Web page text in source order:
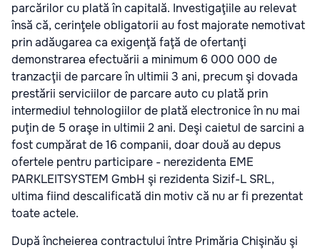
parcărilor cu plată în capitală. Investigaţiile au relevat
însă că, cerinţele obligatorii au fost majorate nemotivat
prin adăugarea ca exigenţă faţă de ofertanţi
demonstrarea efectuării a minimum 6 000 000 de
tranzacţii de parcare în ultimii 3 ani, precum şi dovada
prestării serviciilor de parcare auto cu plată prin
intermediul tehnologiilor de plată electronice în nu mai
puţin de 5 oraşe in ultimii 2 ani. Deşi caietul de sarcini a
fost cumpărat de 16 companii, doar două au depus
ofertele pentru participare - nerezidenta EME
PARKLEITSYSTEM GmbH şi rezidenta Sizif-L SRL,
ultima fiind descalificată din motiv că nu ar fi prezentat
toate actele.
După încheierea contractului între Primăria Chişinău şi